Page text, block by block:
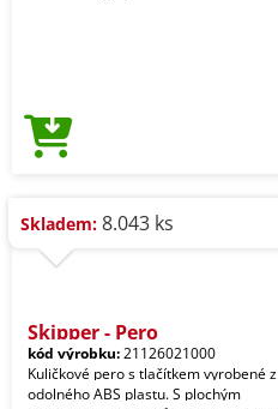
Skladem: 8.043 ks
Skipper - Pero
kód výrobku:21126021000
Kuličkové pero s tlačítkem vyrobené z
odolného ABS plastu. S plochým